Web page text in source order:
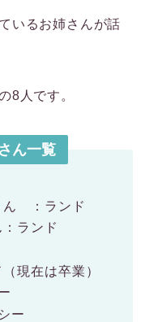
いるお姉さんが話
8人です。
ん一覧
ん ：ランド
ランド
現在は卒業）
ー